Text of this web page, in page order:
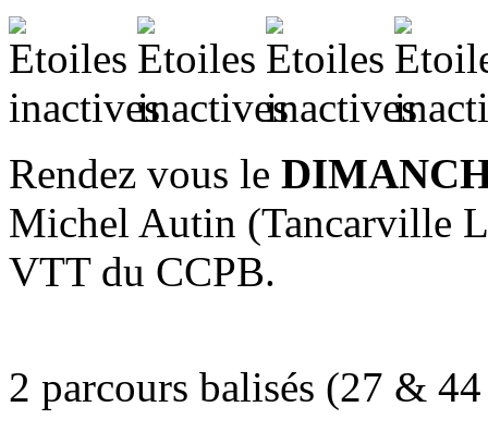
Rendez vous le
Michel Autin (Tancarville
VTT du CCPB.
2 parcours balisés (27 &